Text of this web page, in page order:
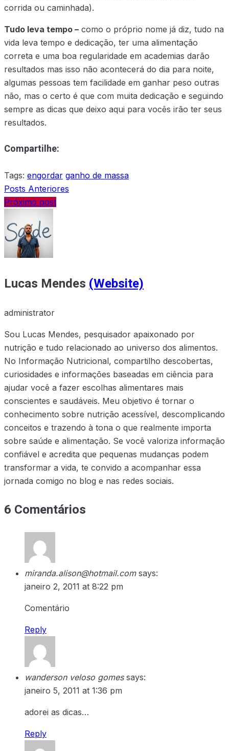
corrida ou caminhada).
Tudo leva tempo – como o próprio nome já diz, tudo na
vida leva tempo e dedicação, ter uma alimentação
correta e uma boa regularidade em academias darão
resultados mas isso não acontecerá do dia para noite,
algumas pessoas tem facilidade em ganhar peso outras
não, mas o certo é que com muita dedicação e seguindo
sempre as dicas que deixo aqui para vocês irão ter seus
resultados.
Compartilhe:
Tags: engordar ganho de massa
Posts Anteriores
Próximo post
Lucas Mendes (Website)
administrator
Sou Lucas Mendes, pesquisador apaixonado por
nutrição e tudo relacionado ao universo dos alimentos.
No Informação Nutricional, compartilho descobertas,
curiosidades e informações baseadas em ciência para
ajudar você a fazer escolhas alimentares mais
conscientes e saudáveis. Meu objetivo é tornar o
conhecimento sobre nutrição acessível, descomplicando
conceitos e trazendo à tona o que realmente importa
sobre saúde e alimentação. Se você valoriza informação
confiável e acredita que pequenas mudanças podem
transformar a vida, te convido a acompanhar essa
jornada comigo no blog e nas redes sociais.
6 Comentários
miranda.alison@hotmail.com says:
janeiro 2, 2011 at 8:22 pm
Comentário
Reply
wanderson veloso gomes says:
janeiro 5, 2011 at 1:36 pm
adorei as dicas…
Reply